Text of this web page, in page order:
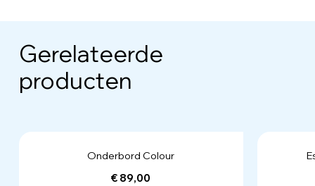
Gerelateerde
producten
Onderbord Colour
€ 89,00